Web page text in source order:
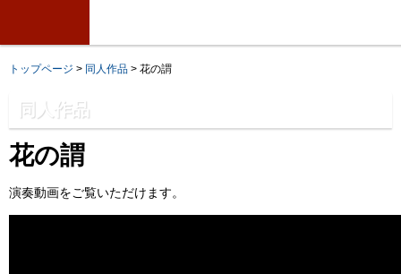
トップページ > 同人作品 > 花の謂
同人作品
花の謂
演奏動画をご覧いただけます。